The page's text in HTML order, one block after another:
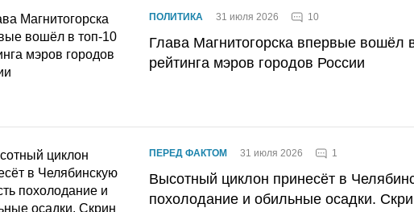
ПОЛИТИКА 31 июля 2026 10
Глава Магнитогорска впервые вошёл
рейтинга мэров городов России
ПЕРЕД ФАКТОМ 31 июля 2026 1
Высотный циклон принесёт в
похолодание и обильные осадки.